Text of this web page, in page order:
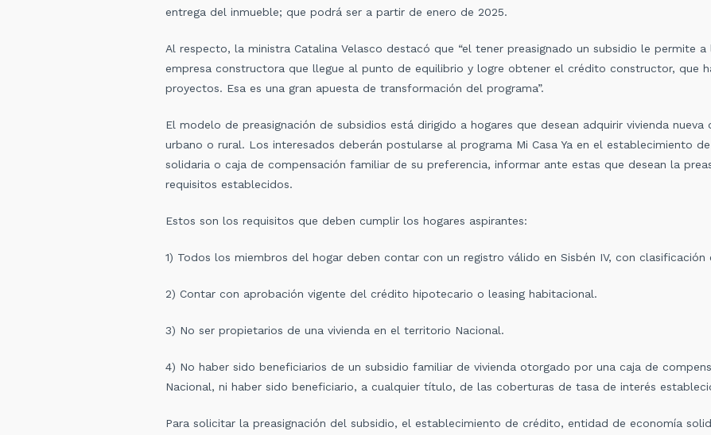
entrega del inmueble; que podrá ser a partir de enero de 2025.
Al respecto, la ministra Catalina Velasco destacó que “el tener preasignado un subsidio le permite
empresa constructora que llegue al punto de equilibrio y logre obtener el crédito constructor, que
proyectos. Esa es una gran apuesta de transformación del programa”.
El modelo de preasignación de subsidios está dirigido a hogares que desean adquirir vivienda
urbano o rural. Los interesados deberán postularse al programa Mi Casa Ya en el establecimiento
solidaria o caja de compensación familiar de su preferencia, informar ante estas que desean la
requisitos establecidos.
Estos son los requisitos que deben cumplir los hogares aspirantes:
1) Todos los miembros del hogar deben contar con un registro válido en Sisbén IV, con clasificación
2) Contar con aprobación vigente del crédito hipotecario o leasing habitacional.
3) No ser propietarios de una vivienda en el territorio Nacional.
4) No haber sido beneficiarios de un subsidio familiar de vivienda otorgado por una caja de
Nacional, ni haber sido beneficiario, a cualquier título, de las coberturas de tasa de interés
Para solicitar la preasignación del subsidio, el establecimiento de crédito, entidad de economía